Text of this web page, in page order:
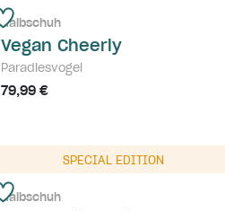
Halbschuh
Vegan Cheerly
Paradiesvogel
79,99 €
SPECIAL EDITION
Halbschuh